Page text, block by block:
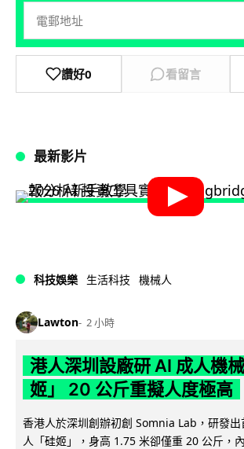
讚好0 看留言
最新影片
科技娛樂 生活科技 機械人
Lawton 2 小時
港人深圳設廠研 AI 成人機
姬」 20 公斤重擬人度極高
香港人於深圳創辦初創 Somnia Lab，研發
人「硅姬」，身高 1.75 米卻僅重 20 公斤，